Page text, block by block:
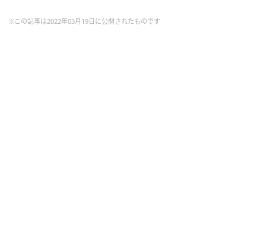
※この記事は2022年03月19日に公開されたものです